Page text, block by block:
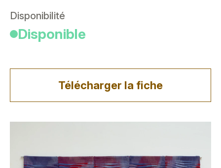
Disponibilité
Disponible
Télécharger la fiche